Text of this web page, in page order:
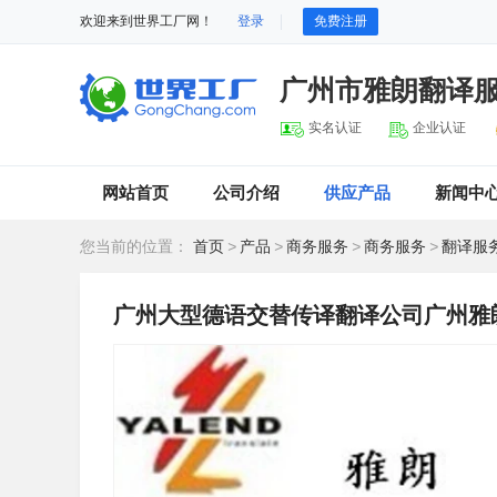
欢迎来到世界工厂网！ 登录 免费注册
广州市雅朗翻译
实名认证 企业认证
网站首页 公司介绍 供应产品 新闻中
您当前的位置： 首页 > 产品 >商务服务 >商务服务 >翻译服
广州大型德语交替传译翻译公司广州